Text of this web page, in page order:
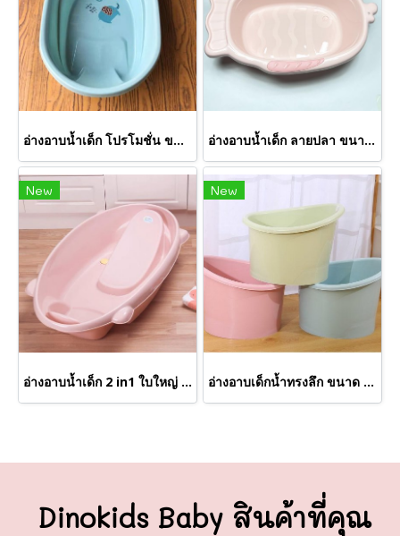
อ่างอาบน้ำเด็ก โปรโมชั่น ขนาด70*44*20 Cm. อ่างอาบน้ำเด็ก ลายปลา ขนาด 80*50*22 Cm.
New
อ่างอาบน้ำเด็ก 2 in1 ใบใหญ่ ขนาด90*48*22 Cm.
New
อ่างอาบเด็กน้ำทรงลึก ขนาด 55*45*40 Cm.
Dinokids Baby สินค้าที่คุณ